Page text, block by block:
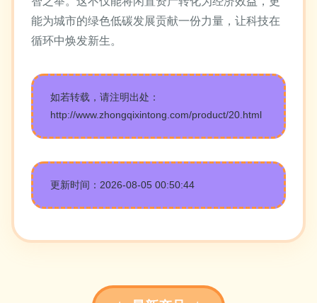
能为城市的绿色低碳发展贡献一份力量，让科技在
循环中焕发新生。
如若转载，请注明出处：
http://www.zhongqixintong.com/product/20.html
更新时间：2026-08-05 00:50:44